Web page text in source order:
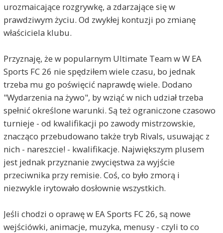
urozmaicające rozgrywkę, a zdarzające się w
prawdziwym życiu. Od zwykłej kontuzji po zmianę
właściciela klubu.
Przyznaję, że w popularnym Ultimate Team w W EA
Sports FC 26 nie spędziłem wiele czasu, bo jednak
trzeba mu go poświęcić naprawdę wiele. Dodano
"Wydarzenia na żywo", by wziąć w nich udział trzeba
spełnić określone warunki. Są też ograniczone czasowo
turnieje - od kwalifikacji po zawody mistrzowskie,
znacząco przebudowano także tryb Rivals, usuwając z
nich - nareszcie! - kwalifikacje. Największym plusem
jest jednak przyznanie zwycięstwa za wyjście
przeciwnika przy remisie. Coś, co było zmorą i
niezwykle irytowało dosłownie wszystkich.
Jeśli chodzi o oprawę w EA Sports FC 26, są nowe
wejściówki, animacje, muzyka, menusy - czyli to co